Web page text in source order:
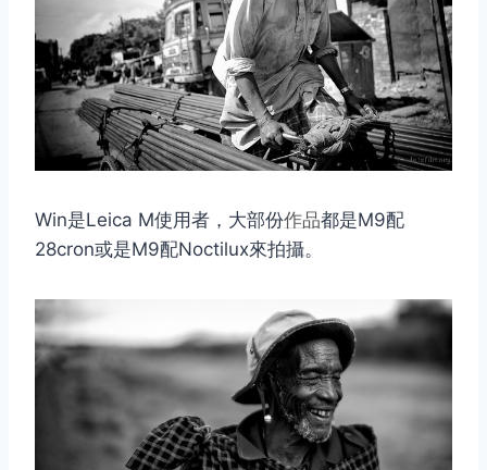
Win是Leica M使用者，大部份作品都是M9配
28cron或是M9配Noctilux來拍攝。